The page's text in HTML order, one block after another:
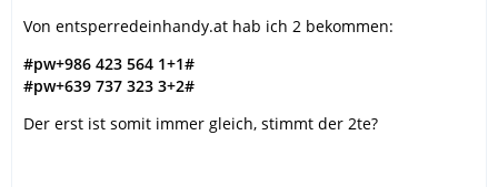
Von entsperredeinhandy.at hab ich 2 bekommen:
#pw+986 423 564 1+1#
#pw+639 737 323 3+2#
Der erst ist somit immer gleich, stimmt der 2te?